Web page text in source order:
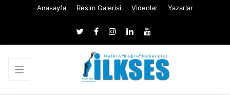
Anasayfa Resim Galerisi Videolar Yazarlar